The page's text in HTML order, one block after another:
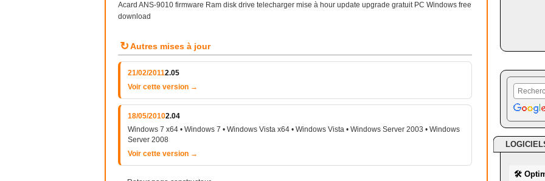
Acard ANS-9010 firmware Ram disk drive telecharger mise à hour update upgrade gratuit PC Windows free
download
↻Autres mises à jour
21/02/20112.05
Voir cette version →
18/05/20102.04
Windows 7 x64 • Windows 7 • Windows Vista x64 • Windows Vista • Windows Server 2003 • Windows
Server 2008
Voir cette version →
🛠